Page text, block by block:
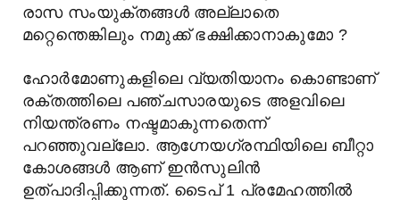
രാസ സംയുക്തങ്ങൾ അല്ലാതെ
മറ്റെന്തെങ്കിലും നമുക്ക് ഭക്ഷിക്കാനാകുമോ ?
ഹോർമോണുകളിലെ വ്യതിയാനം കൊണ്ടാണ്
രക്തത്തിലെ പഞ്ചസാരയുടെ അളവിലെ
നിയന്ത്രണം നഷ്ടമാകുന്നതെന്ന്
പറഞ്ഞുവല്ലോ. ആഗ്നേയഗ്രന്ഥിയിലെ ബീറ്റാ
കോശങ്ങൾ ആണ് ഇൻസുലിൻ
ഉത്പാദിപ്പിക്കുന്നത്. ടൈപ് 1 പ്രമേഹത്തിൽ